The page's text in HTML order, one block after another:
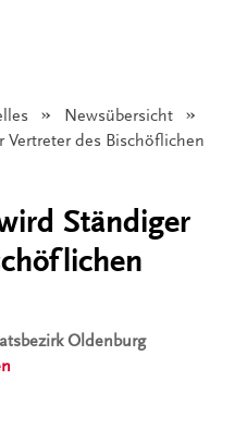
Newsübersicht
Vertreter des Bischöflichen
Ständiger
Oldenburg